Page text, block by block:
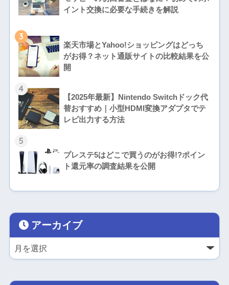
イント交換に必要な手続きを解説
3
楽天市場とYahoo!ショッピングはどっち
がお得？ネット通販サイトの比較結果を公
開
4
【2025年最新】Nintendo Switchドック代
替おすすめ｜小型HDMI変換アダプタでテ
レビ出力する方法
5
プレステ5はどこで買うのがお得!?ポイン
ト還元率の調査結果を公開
アーカイブ